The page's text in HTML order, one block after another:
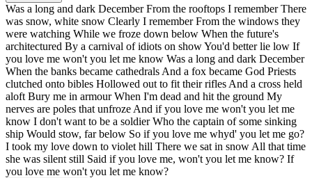
Was a long and dark December From the rooftops I remember There
was snow, white snow Clearly I remember From the windows they
were watching While we froze down below When the future's
architectured By a carnival of idiots on show You'd better lie low If
you love me won't you let me know Was a long and dark December
When the banks became cathedrals And a fox became God Priests
clutched onto bibles Hollowed out to fit their rifles And a cross held
aloft Bury me in armour When I'm dead and hit the ground My
nerves are poles that unfroze And if you love me won't you let me
know I don't want to be a soldier Who the captain of some sinking
ship Would stow, far below So if you love me whyd' you let me go?
I took my love down to violet hill There we sat in snow All that time
she was silent still Said if you love me, won't you let me know? If
you love me won't you let me know?